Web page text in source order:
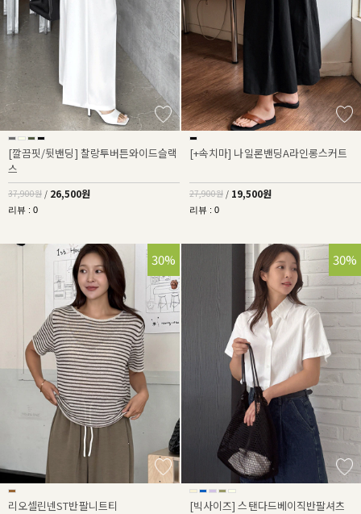
[깔끔핏/뒷밴딩] 찰랑투버튼와이드슬랙
스
37,900원 / 26,500원
리뷰 : 0
[+속치마] 나일론밴딩A라인롱스커트
27,900원 / 19,500원
리뷰 : 0
30%
리오셀린넨ST반팔니트티
30%
[빅사이즈] 스탠다드베이직반팔셔츠